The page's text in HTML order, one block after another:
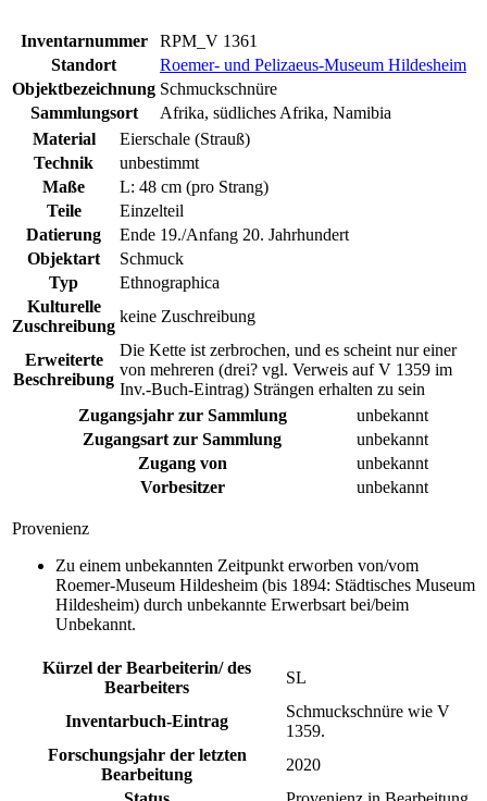
Inventarnummer
RPM_V 1361
Standort
Roemer- und Pelizaeus-Museum Hildesheim
Objektbezeichnung Schmuckschnüre
Sammlungsort
Afrika, südliches Afrika, Namibia
Material
Eierschale (Strauß)
Technik
unbestimmt
Maße
L: 48 cm (pro Strang)
Teile
Einzelteil
Datierung
Ende 19./Anfang 20. Jahrhundert
Objektart
Schmuck
Typ
Ethnographica
Kulturelle
Zuschreibung
keine Zuschreibung
Erweiterte
Beschreibung
Die Kette ist zerbrochen, und es scheint nur einer
von mehreren (drei? vgl. Verweis auf V 1359 im
Inv.-Buch-Eintrag) Strängen erhalten zu sein
Zugangsjahr zur Sammlung
unbekannt
Zugangsart zur Sammlung
unbekannt
Zugang von
unbekannt
Vorbesitzer
unbekannt
Provenienz
Zu einem unbekannten Zeitpunkt erworben von/vom
Roemer-Museum Hildesheim (bis 1894: Städtisches Museum
Hildesheim) durch unbekannte Erwerbsart bei/beim
Unbekannt.
Kürzel der Bearbeiterin/ des
Bearbeiters
SL
Inventarbuch-Eintrag
Schmuckschnüre wie V
1359.
Forschungsjahr der letzten
Bearbeitung
2020